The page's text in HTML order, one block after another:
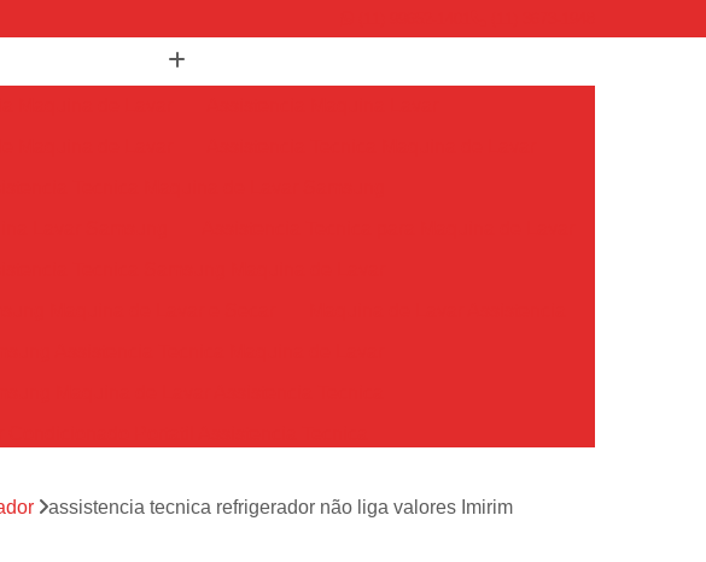
Tecnica Ar Condicionado Portatil
assistencia tecnica refrigerador não liga valores Imirim